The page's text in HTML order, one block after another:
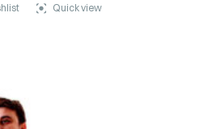
Quick view